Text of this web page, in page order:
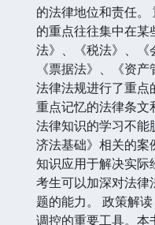
的法律地位和责任
的重点往往集中在某
法》、《税法》、《
《票据法》、《资
法律法规进行了重点
重点记忆的法律条文
法律知识的学习不能
济法基础》相关的案
知识应用于解决实际
考生可以加深对法律
题的能力。 政策解
调控的重要工具。本